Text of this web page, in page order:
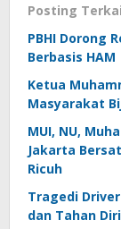
Posting
PBHI Dorong
Berbasis HAM
Ketua
Masyarakat
MUI, NU,
Jakarta
Ricuh
Tragedi Driver
dan Tahan Diri